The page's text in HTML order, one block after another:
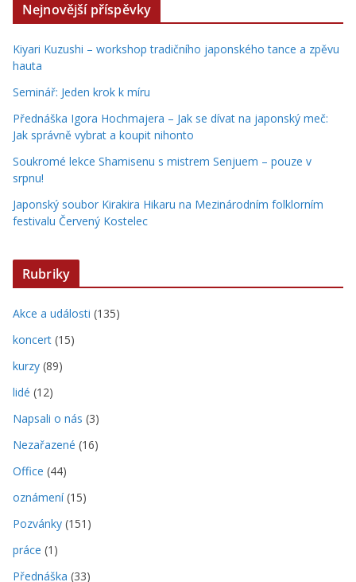
Nejnovější příspěvky
Kiyari Kuzushi – workshop tradičního japonského tance a zpěvu
hauta
Seminář: Jeden krok k míru
Přednáška Igora Hochmajera – Jak se dívat na japonský meč:
Jak správně vybrat a koupit nihonto
Soukromé lekce Shamisenu s mistrem Senjuem – pouze v
srpnu!
Japonský soubor Kirakira Hikaru na Mezinárodním folklorním
festivalu Červený Kostelec
Rubriky
Akce a události (135)
koncert (15)
kurzy (89)
lidé (12)
Napsali o nás (3)
Nezařazené (16)
Office (44)
oznámení(15)
Pozvánky (151)
práce (1)
Přednáška (33)